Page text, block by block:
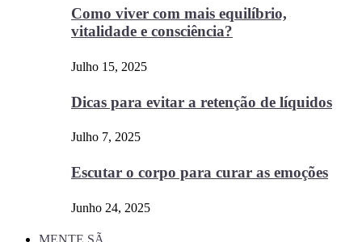
Como viver com mais equilíbrio,
vitalidade e consciência?
Julho 15, 2025
Dicas para evitar a retenção de líquidos
Julho 7, 2025
Escutar o corpo para curar as emoções
Junho 24, 2025
MENTE SÃ